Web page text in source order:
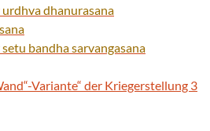
urdhvadhanurasana
setu bandhasarvangasana
Variante“ der Kriegerstellung 3